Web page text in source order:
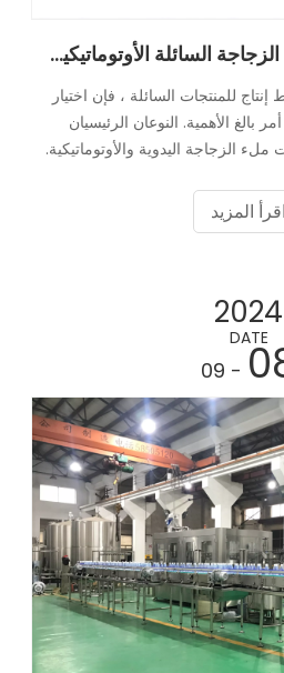
يدويًا مقابل آلات ملء الزجاجة السائلة الأوتوماتيكية: أيهما الأفضل لك؟
للمنتجات السائلة ، فإن اختيار
بالغ الأهمية. النوعان الرئيسيان
ملء الزجاجة اليدوية والأوتوماتيكية.
اقرأ المزيد
2024
DATE
- 09